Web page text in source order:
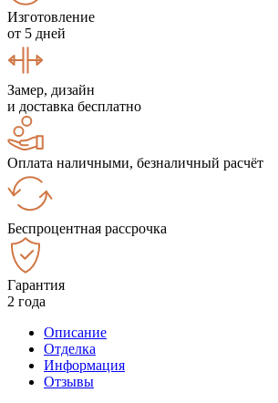
Изготовление
от 5 дней
Замер, дизайн
и доставка бесплатно
Оплата наличными, безналичный расчёт
Беспроцентная рассрочка
Гарантия
2 года
Описание
Отделка
Информация
Отзывы